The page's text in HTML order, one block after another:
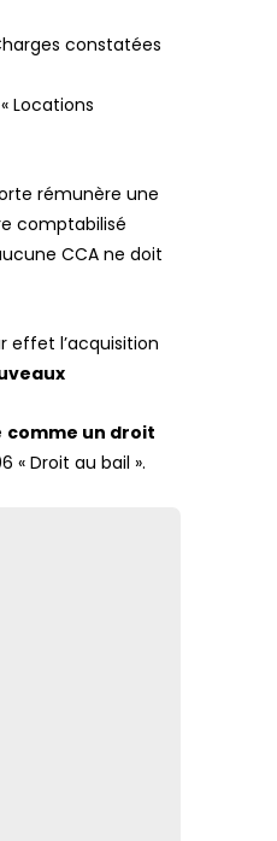
constatées
Locations
rémunère une
comptabilisé
CCA ne doit
effet l’acquisition
comme un droit
« Droit au bail ».